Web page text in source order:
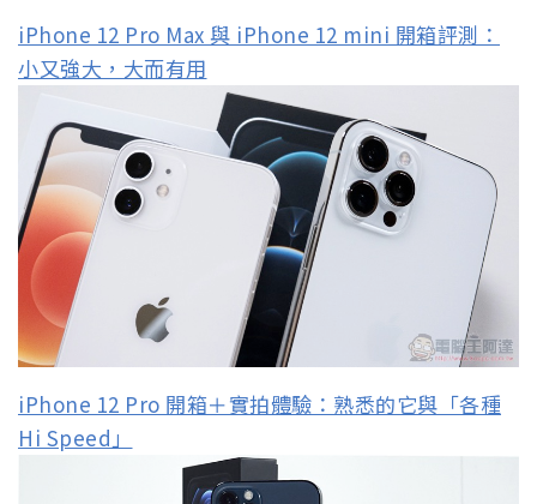
iPhone 12 Pro Max 與 iPhone 12 mini 開箱評測：
小又強大，大而有用
iPhone 12 Pro 開箱＋實拍體驗：熟悉的它與「各種
Hi Speed」